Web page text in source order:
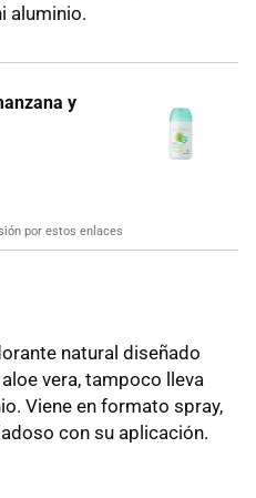
aluminio.
y
por estos enlaces
natural diseñado
vera, tampoco lleva
Viene en formato spray,
con su aplicación.